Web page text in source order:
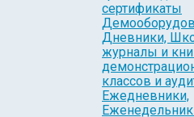
сертификаты
Дневники,
журналы и
классов и
Ежедневники,